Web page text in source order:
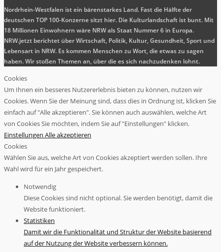
Nordrhein-Westfalen ist ein bärenstarkes Land. Fast die Hälfte der
deutschen TOP 100-Konzerne sitzt hier. Die Kulturlandschaft ist bunt. Mit
18 Millionen Einwohnern wäre NRW als Staat Nummer 6 in Europa.
NRW.jetzt berichtet über Wirtschaft, Politik, Kultur, Gesundheit, Sport und
Lebensart in NRW. Es kommen Menschen zu Wort, die etwas zu sagen
haben. Wir stoßen Themen an, über die es sich nachzudenken lohnt.
Cookies
Um Ihnen ein besseres Nutzererlebnis bieten zu können, nutzen wir
Cookies. Wenn Sie der Meinung sind, dass dies in Ordnung ist, klicken Sie
einfach auf "Alle akzeptieren". Sie können auch auswählen, welche Art
von Cookies Sie möchten, indem Sie auf "Einstellungen" klicken.
Einstellungen Alle akzeptieren
Cookies
Wählen Sie aus, welche Art von Cookies akzeptiert werden sollen. Ihre
Wahl wird für ein Jahr gespeichert.
Notwendig
Diese Cookies sind nicht optional. Sie werden benötigt, damit die
Website funktioniert.
Statistiken
Damit wir die Funktionalität und Struktur der Website basierend
auf der Nutzung der Website verbessern können.